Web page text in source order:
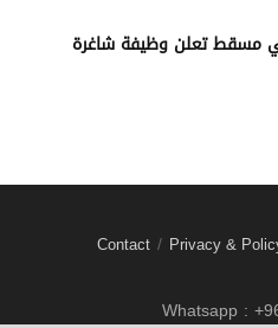
مسقط تعلن وظيفة شاغرة
Privacy &
Contact
Whatsapp :